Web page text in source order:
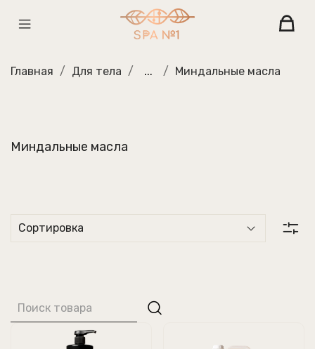
Главная Для тела ... Миндальные масла
Миндальные масла